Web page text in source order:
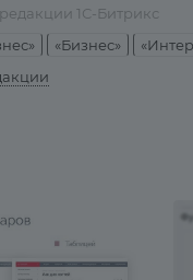
1С-Битрикс
«Бизнес»